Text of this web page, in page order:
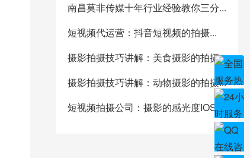
南昌莫非传媒十年行业经验教你三分...
短视频代运营：抖音短视频的拍摄...
摄影拍摄技巧讲解：美食摄影的拍摄...
摄影拍摄技巧讲解：动物摄影的拍摄...
短视频拍摄公司：摄影的感光度IOS...